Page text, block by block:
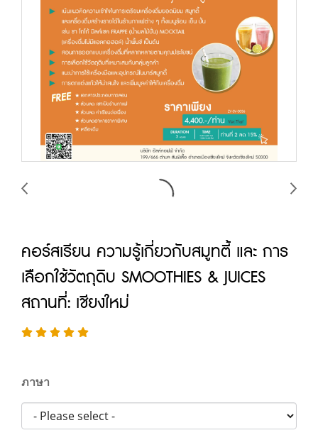
คอร์สเรียน ความรู้เกี่ยวกับสมูทตี้ และ การ
เลือกใช้วัตถุดิบ SMOOTHIES & JUICES
สถานที่: เชียงใหม่
ภาษา